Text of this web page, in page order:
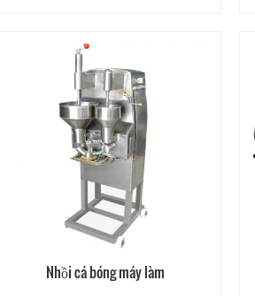
ĐỌC THÊM
Nhồi cá bóng máy làm